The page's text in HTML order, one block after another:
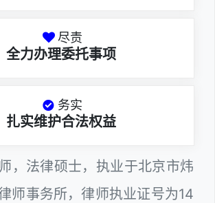
尽责
全力办理委托事项
务实
扎实维护合法权益
，法律硕士，执业于北京市炜
师事务所，律师执业证号为14